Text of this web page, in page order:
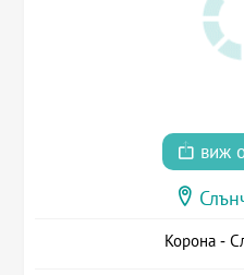
виж
Корона -